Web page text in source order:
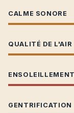
CALME SONORE
QUALITÉ DE L'AIR
ENSOLEILLEMENT
GENTRIFICATION